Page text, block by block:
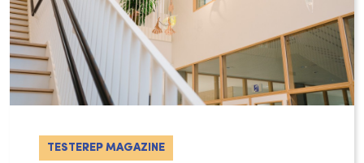
TESTEREP MAGAZINE